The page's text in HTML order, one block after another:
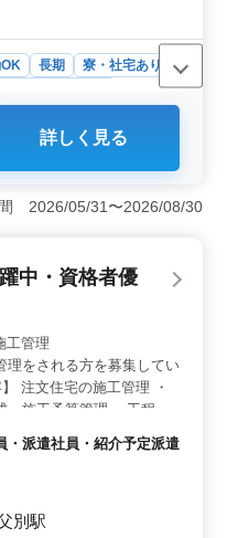
りがいがあります。 夢
長期
寮・社宅あり
管理経験がある方を歓
、新たな挑戦をしませ
工管理技士や建築士
員や派遣社員とし
です。地域に密着した
詳しく見る
2026/05/31〜2026/08/30
中・資格者優
築施工管理
理をされる方を募集してい
注文住宅の施工管理 ・
施工予算管理 ・工程の
施工のチェックと調整 ・
材、職人の手配 ・変更へ
建築士 など 木造、鉄骨
野をお任せします! お客様
・派遣社員・紹介予定派遣
別駅